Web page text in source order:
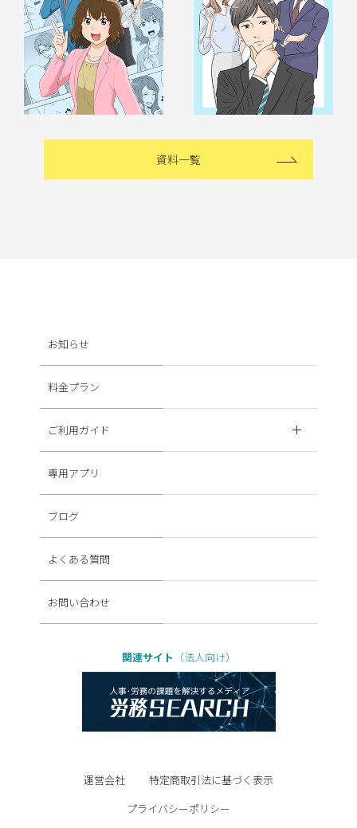
資料一覧
お知らせ
料金プラン
ご利用ガイド
専用アプリ
ブログ
よくある質問
お問い合わせ
関連サイト （法人向け）
運営会社
特定商取引法に基づく表示
プライバシーポリシー